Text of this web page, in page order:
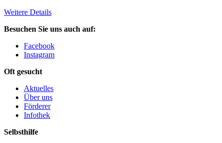
Weitere Details
Besuchen Sie uns auch auf:
Facebook
Instagram
Oft gesucht
Aktuelles
Über uns
Förderer
Infothek
Selbsthilfe